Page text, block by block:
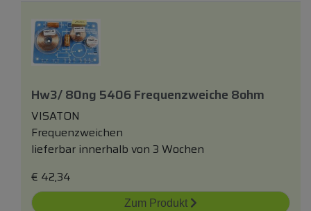
Hw3/ 80ng 5406 Frequenzweiche 8ohm
VISATON
Frequenzweichen
lieferbar innerhalb von 3 Wochen
€ 42,34
Zum Produkt